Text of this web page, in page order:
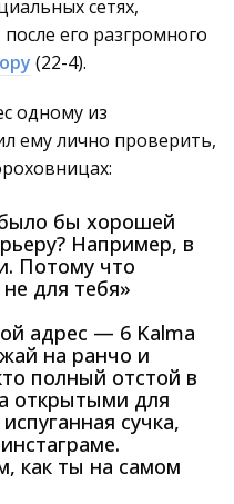
сетях,
его разгромного
(22-4).
одному из
ему лично проверить,
бы хорошей
Например, в
Потому что
для тебя»
адрес — 6 Kalma
на ранчо и
полный отстой в
открытыми для
сучка,
как ты на самом